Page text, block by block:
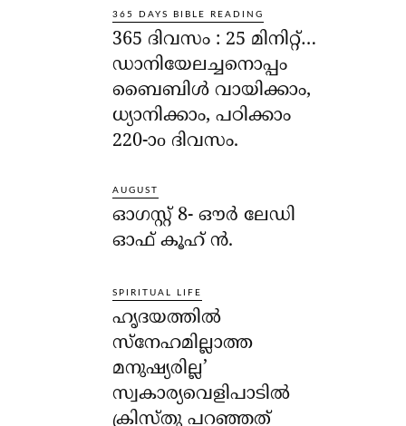
365 DAYS BIBLE READING
365 ദിവസം : 25 മിനിറ്റ്…
ഡാനിയേലച്ചനൊപ്പം
ബൈബിൾ വായിക്കാം,
ധ്യാനിക്കാം, പഠിക്കാം
220-ാo ദിവസം.
AUGUST
ഓഗസ്റ്റ് 8- ഔര്‍ ലേഡി
ഓഫ് കൂഹ് ന്‍.
SPIRITUAL LIFE
ഹൃദയത്തില്‍
സ്‌നേഹമില്ലാത്ത
മനുഷ്യരില്ല’
സ്വകാര്യവെളിപാടില്‍
ക്രിസ്തു പറഞ്ഞത്